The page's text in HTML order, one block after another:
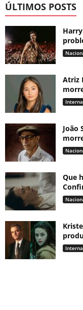
ÚLTIMOS POSTS
Atriz
João
Que